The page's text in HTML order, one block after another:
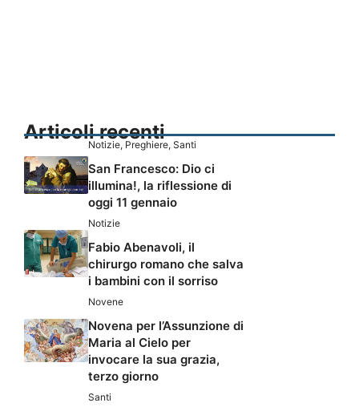
Articoli recenti
Notizie, Preghiere, Santi
San Francesco: Dio ci
illumina!, la riflessione di
oggi 11 gennaio
Notizie
Fabio Abenavoli, il
chirurgo romano che salva
i bambini con il sorriso
Novene
Novena per l’Assunzione di
Maria al Cielo per
invocare la sua grazia,
terzo giorno
Santi